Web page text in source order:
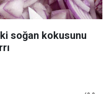
soğan kokusunu